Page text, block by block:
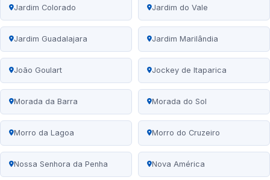
Jardim Colorado Jardim do Vale
Jardim Guadalajara Jardim Marilândia
João Goulart Jockey de Itaparica
Morada da Barra Morada do Sol
Morro da Lagoa Morro do Cruzeiro
Nossa Senhora da Penha Nova América